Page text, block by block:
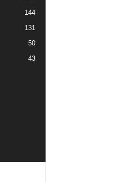
144
131
50
43